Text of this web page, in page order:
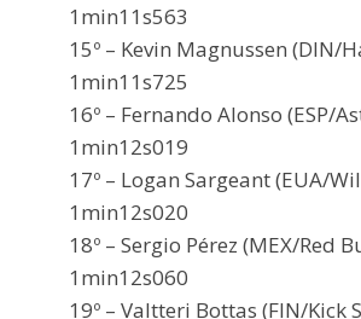
1min11s563
15º – Kevin Magnussen (DIN/
1min11s725
16º – Fernando Alonso (ESP/
1min12s019
17º – Logan Sargeant (EUA/
1min12s020
18º – Sergio Pérez (MEX/Red
1min12s060
19º – Valtteri Bottas (FIN/Kick